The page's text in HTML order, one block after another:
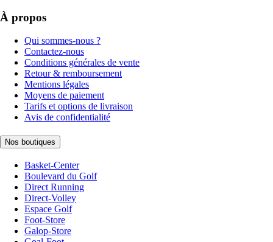
À propos
Qui sommes-nous ?
Contactez-nous
Conditions générales de vente
Retour & remboursement
Mentions légales
Moyens de paiement
Tarifs et options de livraison
Avis de confidentialité
Nos boutiques
Basket-Center
Boulevard du Golf
Direct Running
Direct-Volley
Espace Golf
Foot-Store
Galop-Store